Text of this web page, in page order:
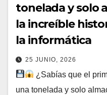
tonelada y solo
la increíble
la informática
25 JUNIO, 2026
¿Sabías que el
una tonelada y solo